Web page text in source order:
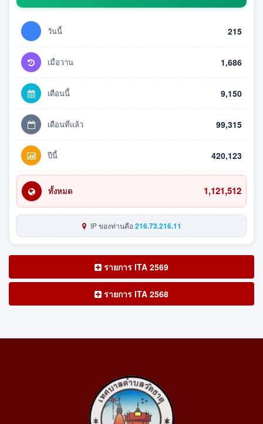
วันนี้ 215
เมื่อวาน 1,686
เดือนนี้ 9,150
เดือนที่แล้ว 99,315
ปีนี้ 420,123
ทั้งหมด 1,121,512
IP ของท่านคือ216.73.216.11
รายการ ITA 2569
รายการ ITA 2568